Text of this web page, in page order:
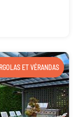
ET VÉRANDAS